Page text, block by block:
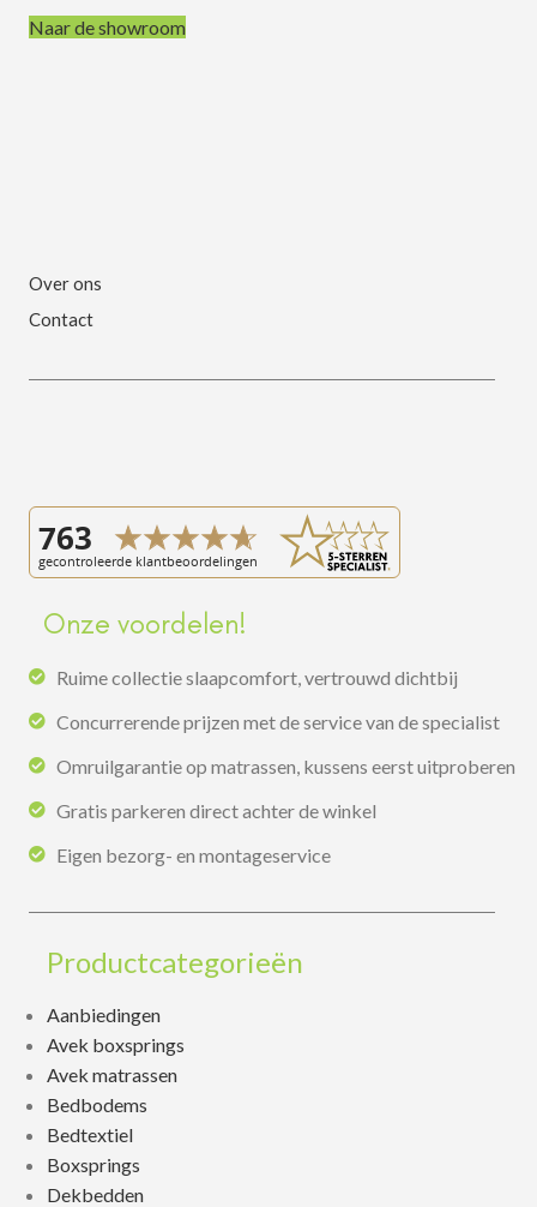
Naar de showroom
Over ons
Contact
Onze voordelen!
Ruime collectie slaapcomfort, vertrouwd dichtbij
Concurrerende prijzen met de service van de specialist
Omruilgarantie op matrassen, kussens eerst uitproberen
Gratis parkeren direct achter de winkel
Eigen bezorg- en montageservice
Productcategorieën
Aanbiedingen
Avek boxsprings
Avek matrassen
Bedbodems
Bedtextiel
Boxsprings
Dekbedden